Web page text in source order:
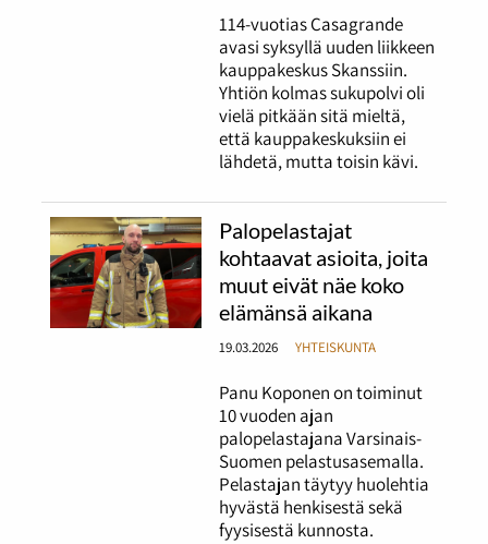
114-vuotias Casagrande
avasi syksyllä uuden liikkeen
kauppakeskus Skanssiin.
Yhtiön kolmas sukupolvi oli
vielä pitkään sitä mieltä,
että kauppakeskuksiin ei
lähdetä, mutta toisin kävi.
Palopelastajat
kohtaavat asioita, joita
muut eivät näe koko
elämänsä aikana
19.03.2026 YHTEISKUNTA
Panu Koponen on toiminut
10 vuoden ajan
palopelastajana Varsinais-
Suomen pelastusasemalla.
Pelastajan täytyy huolehtia
hyvästä henkisestä sekä
fyysisestä kunnosta.